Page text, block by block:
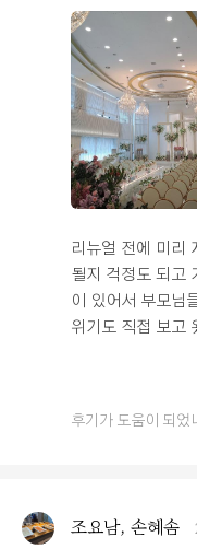
됩니다!
장히 좋고, 자연채
이 들었습니다. 웨
도 많은데, 오펠
다는 게 확실한
도도 빨라서 편리
이라 다른 예식과
게 쓸 수 있을 것 같았습니다. 계약
서 진행되었고, 예
게 물어볼 수 있었
니라서 오히려 더
리모델링이 진행
실제 공간을 눈으
식은 2~3달 전에
도 좋았습니다.
데, 생각보다 음
분들께 대접하는
리뉴얼 전에 미리
될지 걱정도 되고
이 있어서 부모님
위기도 직접 보고
보다 훨씬 만족
밝고 화사한 분위
더라고요. 제가
예쁘게 들어왔는
장식이나 프레임
후기가 도움이 되었
조요남, 손혜솜